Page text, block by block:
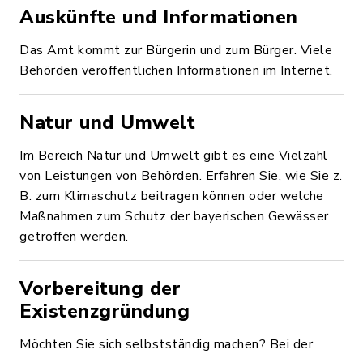
Auskünfte und Informationen
Das Amt kommt zur Bürgerin und zum Bürger. Viele
Behörden veröffentlichen Informationen im Internet.
Natur und Umwelt
Im Bereich Natur und Umwelt gibt es eine Vielzahl
von Leistungen von Behörden. Erfahren Sie, wie Sie z.
B. zum Klimaschutz beitragen können oder welche
Maßnahmen zum Schutz der bayerischen Gewässer
getroffen werden.
Vorbereitung der
Existenzgründung
Möchten Sie sich selbstständig machen? Bei der